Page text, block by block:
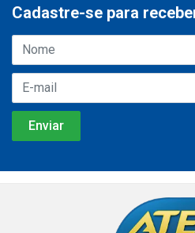
Cadastre-se para